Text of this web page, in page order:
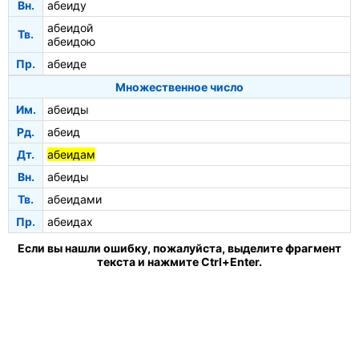
Вн.
абеиду
Тв.
абеидой
абеидою
Пр.
абеиде
Множественное число
Им.
абеиды
Рд.
абеид
Дт.
абеидам
Вн.
абеиды
Тв.
абеидами
Пр.
абеидах
Если вы нашли ошибку, пожалуйста, выделите фрагмент
текста и нажмите Ctrl+Enter.